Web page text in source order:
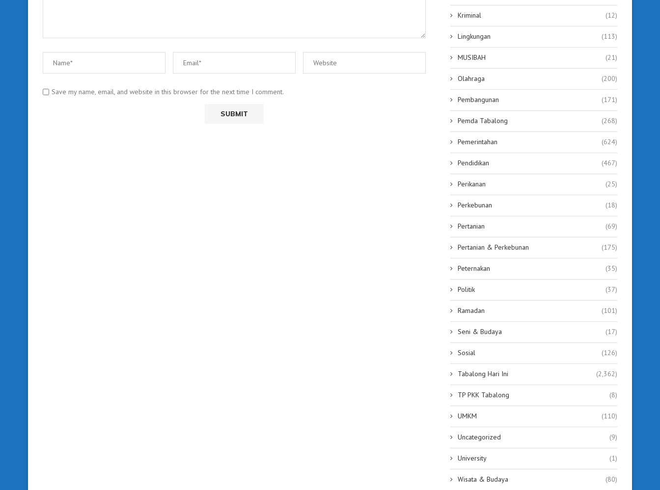
Save my name, email, and website in this browser for the next time I comment.
Kriminal (12)
Lingkungan (113)
MUSIBAH (21)
Olahraga (200)
Pembangunan (171)
Pemda Tabalong (268)
Pemerintahan (624)
Pendidikan (467)
Perikanan (25)
Perkebunan (18)
Pertanian (69)
Pertanian & Perkebunan (175)
Peternakan (35)
Politik (37)
Ramadan (101)
Seni & Budaya (17)
Sosial (126)
Tabalong Hari Ini (2,362)
TP PKK Tabalong (8)
UMKM (110)
Uncategorized (9)
University (1)
Wisata & Budaya (80)